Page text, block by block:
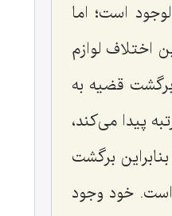
است؛ اما
اختلاف لوازم
قضیه به
پیدا مى‌كند،
برگشت
خود وجود